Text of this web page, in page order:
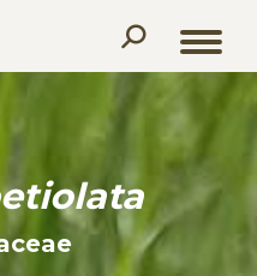
Recherche
: